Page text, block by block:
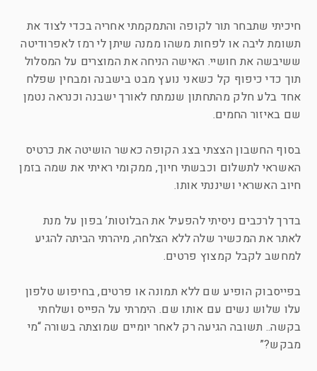
חיכיתי שתבחר תור לקופה והתמקמתי אחריה בכדי לצוד את
תשומת ליבה או לפחות משהו ממנה שיתן לי רמז לאפרודיטה
ששיבשה את חושיי. האישה הניחה את המוצרים על המסלול
תוך כדי כיפוף קל כשאני נועץ מבט בישבנה ומבחין שפלח
אחד בלע חלק מהתחתון שנמתח לאורך ישבנה וכנראה נטמן
שם באיזור החמים.
בסוף החשבון הצצתי בצג הקופה כאשר הושיטה את כרטיס
האשראי לתשלום וכבשתי חיוך, ממקומי ראיתי את שמה בזמן
חיוב האשראי ושיננתי אותו.
בדרך לרכבים ניסיתי להפעיל את הבלוטות’ בפון על מנת
לאתר את המכשיר שלה ללא הצלחה, מיהרתי הביתה להגיע
למחשב לקבל קמצוץ פרטים.
בפייסבוק הופיע שם ללא תמונה או פרטים, בחיפוש טלפון
עלו שלוש נשים עם אותו שם. הימרתי על הפייס ושלחתי
בקשה.. תשובה הגיעה רק לאחר יומיים שמוצתה בשורה “מי
מבקש?”